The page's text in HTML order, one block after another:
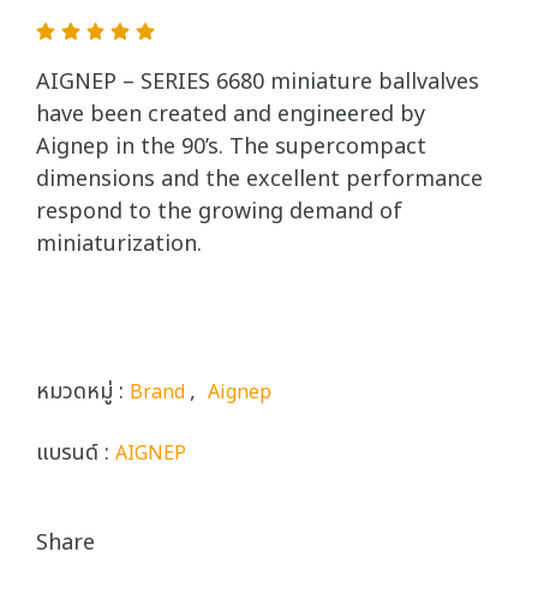
AIGNEP – SERIES 6680 miniature ballvalves
have been created and engineered by
Aignep in the 90’s. The supercompact
dimensions and the excellent performance
respond to the growing demand of
miniaturization.
หมวดหมู่ : Brand, Aignep
แบรนด์ : AIGNEP
Share